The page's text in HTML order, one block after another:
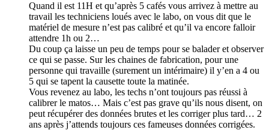
Quand il est 11H et qu’après 5 cafés vous arrivez à mettre au
travail les techniciens loués avec le labo, on vous dit que le
matériel de mesure n’est pas calibré et qu’il va encore falloir
attendre 1h ou 2…
Du coup ça laisse un peu de temps pour se balader et observer
ce qui se passe. Sur les chaines de fabrication, pour une
personne qui travaille (surement un intérimaire) il y’en a 4 ou
5 qui se tapent la causette toute la matinée.
Vous revenez au labo, les techs n’ont toujours pas réussi à
calibrer le matos… Mais c’est pas grave qu’ils nous disent, on
peut récupérer des données brutes et les corriger plus tard… 2
ans après j’attends toujours ces fameuses données corrigées.